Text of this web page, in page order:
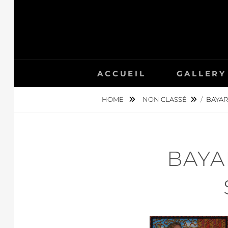
ACCUEIL
HOME NON CLASSÉ /